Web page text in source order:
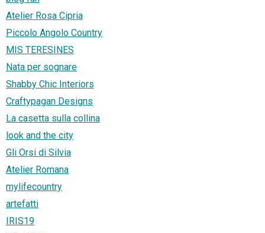
Atelier Rosa Cipria
Piccolo Angolo Country
MIS TERESINES
Nata per sognare
Shabby Chic Interiors
Craftypagan Designs
La casetta sulla collina
look and the city
Gli Orsi di Silvia
Atelier Romana
mylifecountry
artefatti
IRIS19